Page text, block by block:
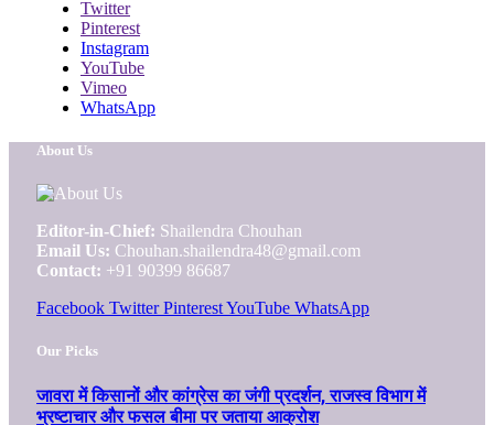
Twitter
Pinterest
Instagram
YouTube
Vimeo
WhatsApp
About Us
Editor-in-Chief: Shailendra Chouhan
Email Us: Chouhan.shailendra48@gmail.com
Contact: +91 90399 86687
Facebook Twitter PinterestYouTube WhatsApp
Our Picks
जावरा में किसानों और कांग्रेस का जंगी प्रदर्शन, राजस्व विभाग में
भ्रष्टाचार और फसल बीमा पर जताया आक्रोश